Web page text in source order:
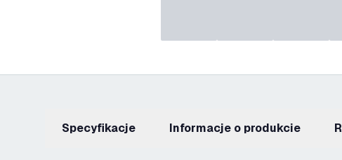
Specyfikacje informacje o produkcie